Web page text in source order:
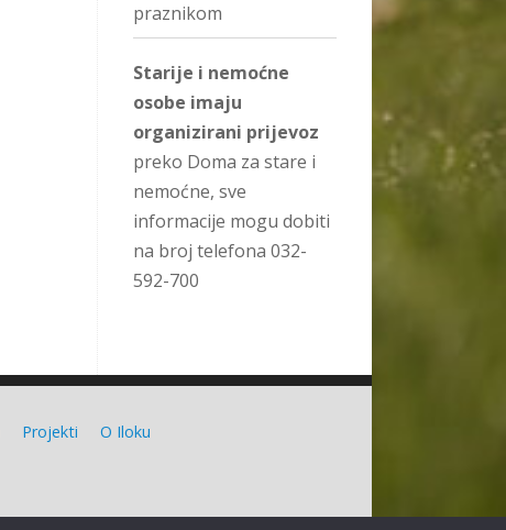
praznikom
Starije i nemoćne
osobe imaju
organizirani prijevoz
preko Doma za stare i
nemoćne, sve
informacije mogu dobiti
na broj telefona 032-
592-700
Projekti O Iloku